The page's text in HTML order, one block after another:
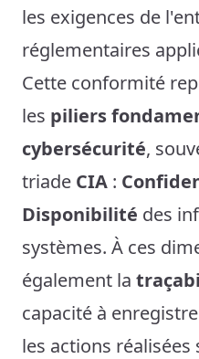
les exigences de
réglementaires
Cette conformité
les piliers
cybersécurité,
triade CIA :
Disponibilité des
systèmes. À ces
également la
capacité à
les actions